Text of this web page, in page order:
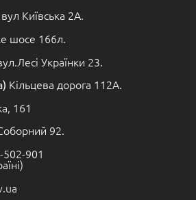
Київська 2А.
шосе 166л.
Українки 23.
Кільцева дорога 112А.
161
92.
502-901